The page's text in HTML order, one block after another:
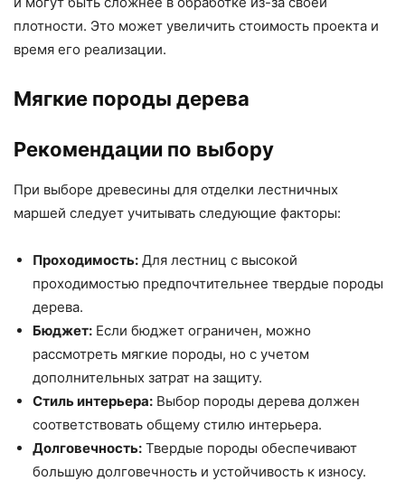
плотности. Это может увеличить стоимость проекта и
время его реализации.
Мягкие породы дерева
Рекомендации по выбору
При выборе древесины для отделки лестничных
маршей следует учитывать следующие факторы:
Проходимость: Для лестниц с высокой
проходимостью предпочтительнее твердые породы
дерева.
Бюджет: Если бюджет ограничен, можно
рассмотреть мягкие породы, но с учетом
дополнительных затрат на защиту.
Стиль интерьера: Выбор породы дерева должен
соответствовать общему стилю интерьера.
Долговечность: Твердые породы обеспечивают
большую долговечность и устойчивость к износу.